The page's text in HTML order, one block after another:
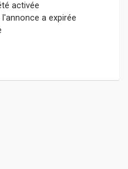
activée
a expirée